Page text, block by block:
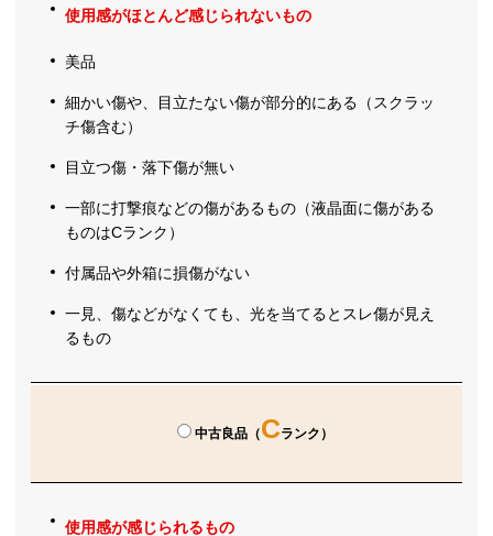
使用感がほとんど感じられないもの
美品
細かい傷や、目立たない傷が部分的にある（スクラッ
チ傷含む）
目立つ傷・落下傷が無い
一部に打撃痕などの傷があるもの（液晶面に傷がある
ものはCランク）
付属品や外箱に損傷がない
一見、傷などがなくても、光を当てるとスレ傷が見え
るもの
中古良品（Cランク）
使用感が感じられるもの